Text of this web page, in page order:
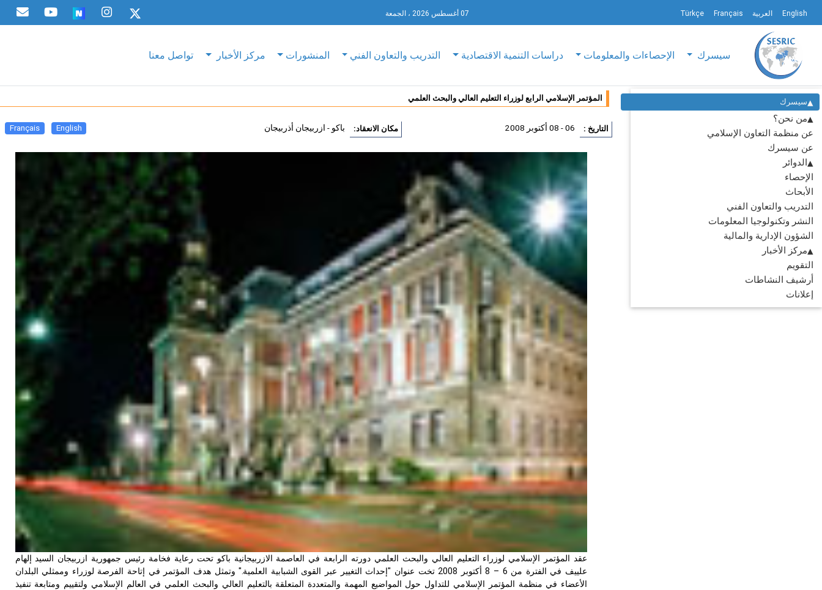
English العربية Français
Türkçe 07 أغسطس 2026 ، الجمعة
سيسرك الإحصاءات والمعلومات دراسات التنمية الاقتصادية التدريب والتعاون الفني المنشورات مركز الأخبار تواصل معنا
سيسرك
من نحن؟
عن منظمة التعاون الإسلامي
عن سيسرك
الدوائر
الإحصاء
الأبحاث
التدريب والتعاون الفني
النشر وتكنولوجيا المعلومات
الشؤون الإدارية والمالية
مركز الأخبار
التقويم
أرشيف النشاطات
إعلانات
المؤتمر الإسلامي الرابع لوزراء التعليم العالي والبحث العلمي
التاريخ : 06 - 08 أكتوبر 2008 مكان الانعقاد: باكو - ازربيجان أذربيجان English
Français
عقد المؤتمر الإسلامي لوزراء التعليم العالي والبحث العلمي دورته الرابعة في العاصمة الازربيجانية باكو تحت رعاية فخامة رئيس جمهورية ازربيجان السيد إلهام
علييف في الفترة من 6 – 8 أكتوبر 2008 تخت عنوان "إحداث التغيير عبر القوى الشبابية العلمية." وتمثل هدف المؤتمر في إتاحة الفرصة لوزراء وممثلي البلدان
الأعضاء في منظمة المؤتمر الإسلامي للتداول حول المواضيع المهمة والمتعددة المتعلقة بالتعليم العالي والبحث العلمي في العالم الإسلامي ولتقييم ومتابعة تنفيذ